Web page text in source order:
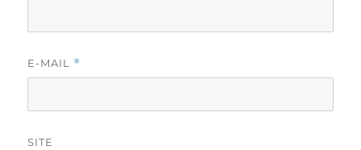
E-MAIL *
SITE